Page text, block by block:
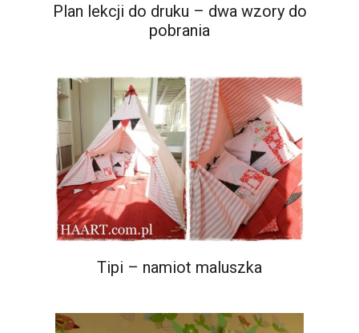
Plan lekcji do druku – dwa wzory do
pobrania
Tipi – namiot maluszka